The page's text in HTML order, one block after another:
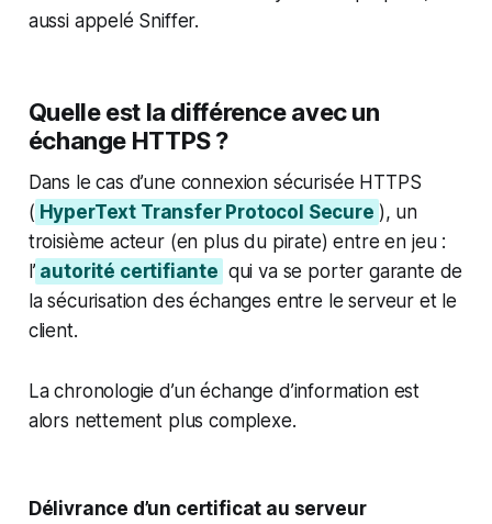
aussi appelé Sniffer.
Quelle est la différence avec un
échange HTTPS ?
Dans le cas d’une connexion sécurisée HTTPS
( HyperText Transfer Protocol Secure ), un
troisième acteur (en plus du pirate) entre en jeu :
l’ autorité certifiante qui va se porter garante de
la sécurisation des échanges entre le serveur et le
client.
La chronologie d’un échange d’information est
alors nettement plus complexe.
Délivrance d’un certificat au serveur